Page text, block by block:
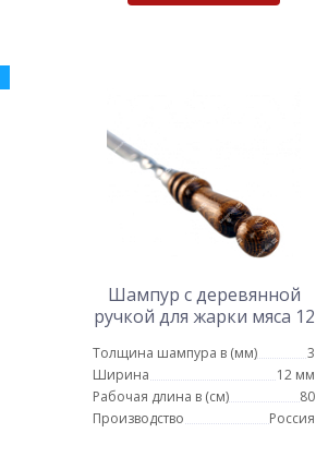
Шампур с деревянной
ручкой для жарки мяса 12
Толщина шампура в (мм)
3
Ширина
12 мм
Рабочая длина в (см)
80
Производство
Россия